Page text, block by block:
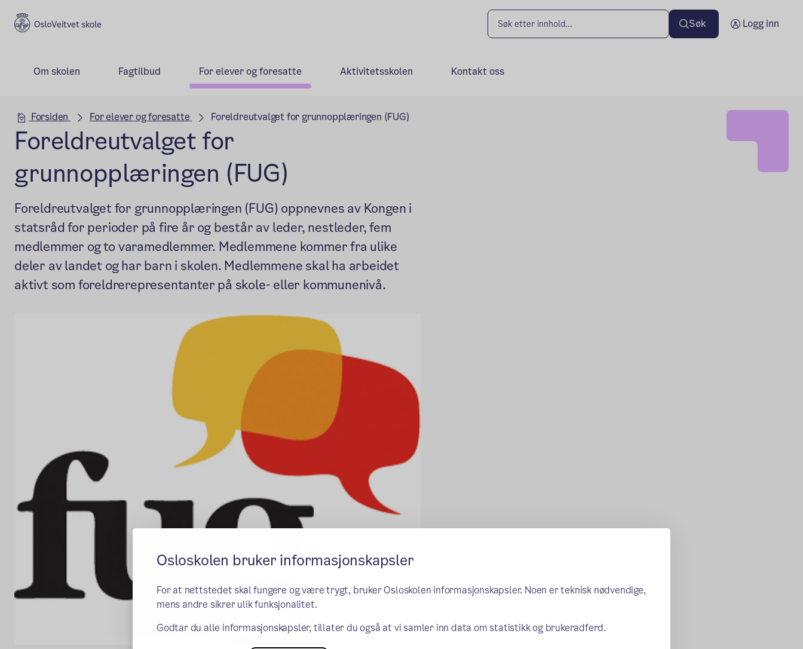
Osloskolen bruker informasjonskapsler
For at nettstedet skal fungere og være trygt, bruker Osloskolen informasjonskapsler. Noen er teknisk nødvendige,
mens andre sikrer ulik funksjonalitet.
Godtar du alle informasjonskapsler, tillater du også at vi samler inn data om statistikk og brukeradferd.
Veitvet skole Søk Logg inn
Om skolen Fagtilbud For elever og foresatte Aktivitetsskolen Kontakt oss
Hovedseksjon
Forsiden For elever og foresatte Foreldreutvalget for grunnopplæringen (FUG)
Foreldreutvalget for
grunnopplæringen (FUG)
Foreldreutvalget for grunnopplæringen (FUG) oppnevnes av Kongen i
statsråd for perioder på fire år og består av leder, nestleder, fem
medlemmer og to varamedlemmer. Medlemmene kommer fra ulike
deler av landet og har barn i skolen. Medlemmene skal ha arbeidet
aktivt som foreldrerepresentanter på skole- eller kommunenivå.